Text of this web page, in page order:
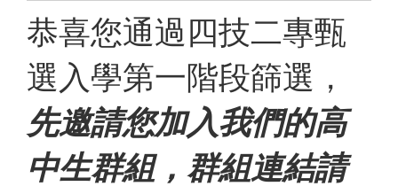
恭喜您通過四技二專甄
選入學第一階段篩選，
先邀請您加入我們的高
中生群組，群組連結請